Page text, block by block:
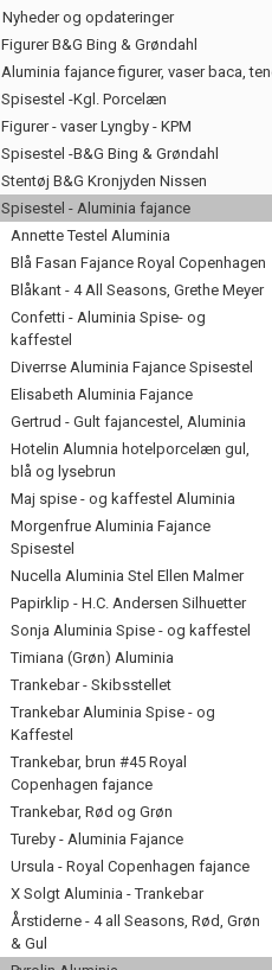
Nyheder og opdateringer
Figurer B&G Bing & Grøndahl
Aluminia fajance figurer, vaser baca,
Spisestel -Kgl. Porcelæn
Figurer - vaser Lyngby - KPM
Spisestel -B&G Bing & Grøndahl
Stentøj B&G Kronjyden Nissen
Spisestel - Aluminia fajance
Annette Testel Aluminia
Blå Fasan Fajance Royal Copenhagen
Blåkant - 4 All Seasons, Grethe Meyer
Confetti - Aluminia Spise- og
kaffestel
Diverrse Aluminia Fajance Spisestel
Elisabeth Aluminia Fajance
Gertrud - Gult fajancestel, Aluminia
Hotelin Alumnia hotelporcelæn gul,
blå og lysebrun
Maj spise - og kaffestel Aluminia
Morgenfrue Aluminia Fajance
Spisestel
Nucella Aluminia Stel Ellen Malmer
Papirklip - H.C. Andersen Silhuetter
Sonja Aluminia Spise - og kaffestel
Timiana (Grøn) Aluminia
Trankebar - Skibsstellet
Trankebar Aluminia Spise - og
Kaffestel
Trankebar, brun #45 Royal
Copenhagen fajance
Trankebar, Rød og Grøn
Tureby - Aluminia Fajance
Ursula - Royal Copenhagen fajance
X Solgt Aluminia - Trankebar
Årstiderne - 4 all Seasons, Rød, Grøn
& Gul